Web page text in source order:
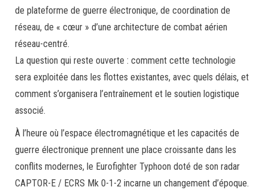
de plateforme de guerre électronique, de coordination de
réseau, de « cœur » d’une architecture de combat aérien
réseau-centré.
La question qui reste ouverte : comment cette technologie
sera exploitée dans les flottes existantes, avec quels délais, et
comment s’organisera l’entraînement et le soutien logistique
associé.
À l’heure où l’espace électromagnétique et les capacités de
guerre électronique prennent une place croissante dans les
conflits modernes, le Eurofighter Typhoon doté de son radar
CAPTOR-E / ECRS Mk 0-1-2 incarne un changement d’époque.